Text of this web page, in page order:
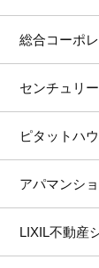
総合コーポ
センチュリ
ピタットハ
アパマンシ
LIXIL不動産